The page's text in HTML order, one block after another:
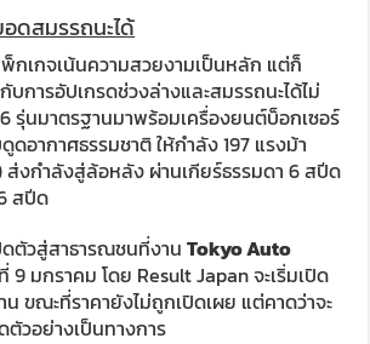
ดสมรรถนะได้
กเกจเน้นความสวยงามเป็นหลัก แต่ก็
บการอัปเกรดช่วงล่างและสมรรถนะได้ไม่
รุ่นมาตรฐานมาพร้อมเครื่องยนต์บ็อกเซอร์
อากาศธรรมชาติ ให้กำลัง 197 แรงม้า
ส่งกำลังสู่ล้อหลัง ผ่านเกียร์ธรรมดา 6 สปีด
สปีด
ดตัวสู่สาธารณชนที่งานTokyo Auto
9 มกราคม โดย Result Japan จะเริ่มเปิด
น ขณะที่ราคายังไม่ถูกเปิดเผย แต่คาดว่าจะ
ตัวอย่างเป็นทางการ